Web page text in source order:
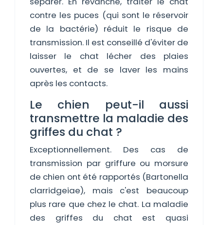
contre les puces (qui sont le réservoir
de la bactérie) réduit le risque de
transmission. Il est conseillé d'éviter de
laisser le chat lécher des plaies
ouvertes, et de se laver les mains
après les contacts.
Le chien peut-il aussi
transmettre la maladie des
griffes du chat ?
Exceptionnellement. Des cas de
transmission par griffure ou morsure
de chien ont été rapportés (Bartonella
clarridgeiae), mais c'est beaucoup
plus rare que chez le chat. La maladie
des griffes du chat est quasi